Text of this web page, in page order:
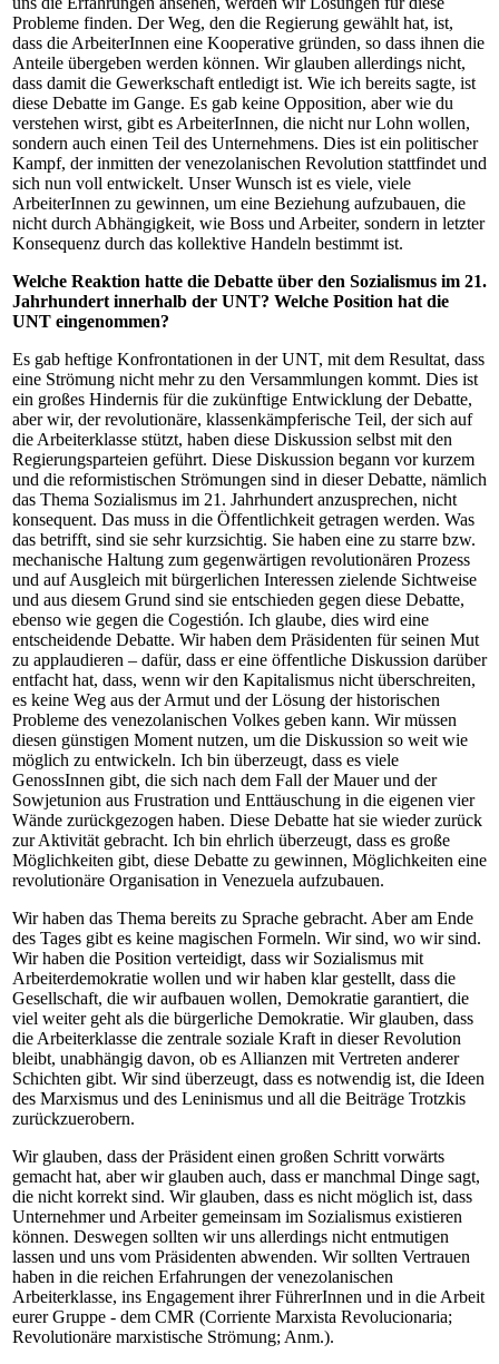
Probleme finden. Der Weg, den die Regierung gewählt hat, ist,
dass die ArbeiterInnen eine Kooperative gründen, so dass ihnen die
Anteile übergeben werden können. Wir glauben allerdings nicht,
dass damit die Gewerkschaft entledigt ist. Wie ich bereits sagte, ist
diese Debatte im Gange. Es gab keine Opposition, aber wie du
verstehen wirst, gibt es ArbeiterInnen, die nicht nur Lohn wollen,
sondern auch einen Teil des Unternehmens. Dies ist ein politischer
Kampf, der inmitten der venezolanischen Revolution stattfindet und
sich nun voll entwickelt. Unser Wunsch ist es viele, viele
ArbeiterInnen zu gewinnen, um eine Beziehung aufzubauen, die
nicht durch Abhängigkeit, wie Boss und Arbeiter, sondern in letzter
Konsequenz durch das kollektive Handeln bestimmt ist.
Welche Reaktion hatte die Debatte über den Sozialismus im 21.
Jahrhundert innerhalb der UNT? Welche Position hat die
UNT eingenommen?
Es gab heftige Konfrontationen in der UNT, mit dem Resultat, dass
eine Strömung nicht mehr zu den Versammlungen kommt. Dies ist
ein großes Hindernis für die zukünftige Entwicklung der Debatte,
aber wir, der revolutionäre, klassenkämpferische Teil, der sich auf
die Arbeiterklasse stützt, haben diese Diskussion selbst mit den
Regierungsparteien geführt. Diese Diskussion begann vor kurzem
und die reformistischen Strömungen sind in dieser Debatte, nämlich
das Thema Sozialismus im 21. Jahrhundert anzusprechen, nicht
konsequent. Das muss in die Öffentlichkeit getragen werden. Was
das betrifft, sind sie sehr kurzsichtig. Sie haben eine zu starre bzw.
mechanische Haltung zum gegenwärtigen revolutionären Prozess
und auf Ausgleich mit bürgerlichen Interessen zielende Sichtweise
und aus diesem Grund sind sie entschieden gegen diese Debatte,
ebenso wie gegen die Cogestión. Ich glaube, dies wird eine
entscheidende Debatte. Wir haben dem Präsidenten für seinen Mut
zu applaudieren – dafür, dass er eine öffentliche Diskussion darüber
entfacht hat, dass, wenn wir den Kapitalismus nicht überschreiten,
es keine Weg aus der Armut und der Lösung der historischen
Probleme des venezolanischen Volkes geben kann. Wir müssen
diesen günstigen Moment nutzen, um die Diskussion so weit wie
möglich zu entwickeln. Ich bin überzeugt, dass es viele
GenossInnen gibt, die sich nach dem Fall der Mauer und der
Sowjetunion aus Frustration und Enttäuschung in die eigenen vier
Wände zurückgezogen haben. Diese Debatte hat sie wieder zurück
zur Aktivität gebracht. Ich bin ehrlich überzeugt, dass es große
Möglichkeiten gibt, diese Debatte zu gewinnen, Möglichkeiten eine
revolutionäre Organisation in Venezuela aufzubauen.
Wir haben das Thema bereits zu Sprache gebracht. Aber am Ende
des Tages gibt es keine magischen Formeln. Wir sind, wo wir sind.
Wir haben die Position verteidigt, dass wir Sozialismus mit
Arbeiterdemokratie wollen und wir haben klar gestellt, dass die
Gesellschaft, die wir aufbauen wollen, Demokratie garantiert, die
viel weiter geht als die bürgerliche Demokratie. Wir glauben, dass
die Arbeiterklasse die zentrale soziale Kraft in dieser Revolution
bleibt, unabhängig davon, ob es Allianzen mit Vertreten anderer
Schichten gibt. Wir sind überzeugt, dass es notwendig ist, die Ideen
des Marxismus und des Leninismus und all die Beiträge Trotzkis
zurückzuerobern.
Wir glauben, dass der Präsident einen großen Schritt vorwärts
gemacht hat, aber wir glauben auch, dass er manchmal Dinge sagt,
die nicht korrekt sind. Wir glauben, dass es nicht möglich ist, dass
Unternehmer und Arbeiter gemeinsam im Sozialismus existieren
können. Deswegen sollten wir uns allerdings nicht entmutigen
lassen und uns vom Präsidenten abwenden. Wir sollten Vertrauen
haben in die reichen Erfahrungen der venezolanischen
Arbeiterklasse, ins Engagement ihrer FührerInnen und in die Arbeit
eurer Gruppe - dem CMR (Corriente Marxista Revolucionaria;
Revolutionäre marxistische Strömung; Anm.).